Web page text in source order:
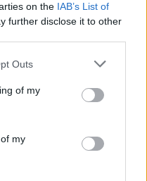
on the IAB’s List of
further disclose it to other
Outs
of my
my